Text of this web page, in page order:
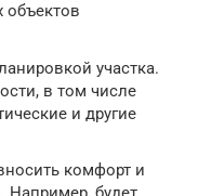
объектов
участка.
в том числе
и другие
комфорт и